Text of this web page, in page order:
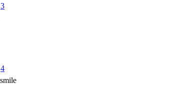
3
4